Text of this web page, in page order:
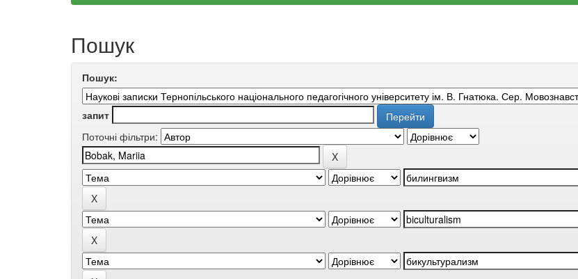
Пошук
Пошук:
запит
Поточні фільтри: